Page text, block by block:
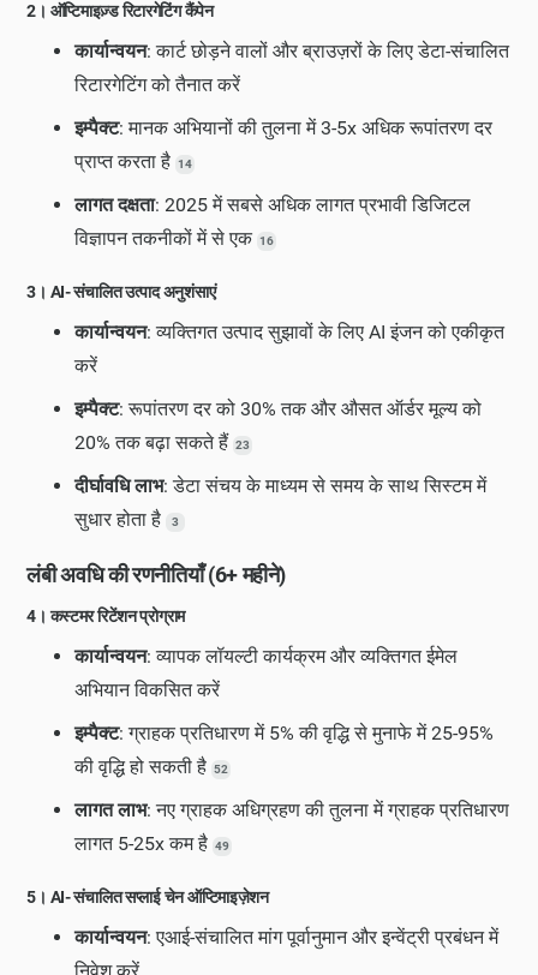
2। ऑप्टिमाइज़्ड रिटारगेटिंग कैंपेन
कार्यान्वयन: कार्ट छोड़ने वालों और ब्राउज़रों के लिए डेटा-संचालित
रिटारगेटिंग को तैनात करें
इम्पैक्ट: मानक अभियानों की तुलना में 3-5x अधिक रूपांतरण दर
प्राप्त करता है 14
लागत दक्षता: 2025 में सबसे अधिक लागत प्रभावी डिजिटल
विज्ञापन तकनीकों में से एक 16
3। AI- संचालित उत्पाद अनुशंसाएं
कार्यान्वयन: व्यक्तिगत उत्पाद सुझावों के लिए AI इंजन को एकीकृत
करें
इम्पैक्ट: रूपांतरण दर को 30% तक और औसत ऑर्डर मूल्य को
20% तक बढ़ा सकते हैं 23
दीर्घावधि लाभ: डेटा संचय के माध्यम से समय के साथ सिस्टम में
सुधार होता है
3
लंबी अवधि की रणनीतियाँ (6+ महीने)
4। कस्टमर रिटेंशन प्रोग्राम
कार्यान्वयन: व्यापक लॉयल्टी कार्यक्रम और व्यक्तिगत ईमेल
अभियान विकसित करें
इम्पैक्ट: ग्राहक प्रतिधारण में 5% की वृद्धि से मुनाफे में 25-95%
की वृद्धि हो सकती है 52
लागत लाभ: नए ग्राहक अधिग्रहण की तुलना में ग्राहक प्रतिधारण
लागत 5-25x कम है 49
5। AI- संचालित सप्लाई चेन ऑप्टिमाइज़ेशन
कार्यान्वयन: एआई-संचालित मांग पूर्वानुमान और इन्वेंट्री प्रबंधन में